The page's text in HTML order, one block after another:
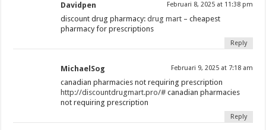
Davidpen Februari 8, 2025 at 11:38 pm
discount drug pharmacy:drug mart – cheapest
pharmacy for prescriptions
Reply
MichaelSog Februari 9, 2025 at 7:18 am
canadian pharmacies not requiring prescription
http://discountdrugmart.pro/# canadian pharmacies
not requiring prescription
Reply